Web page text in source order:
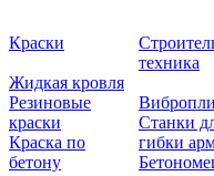
Краски
Жидкая кровля
Резиновые
краски
Краска по
бетону
техника
Станки
гибки